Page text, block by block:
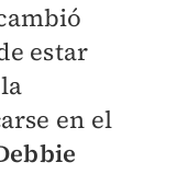
estar
en el